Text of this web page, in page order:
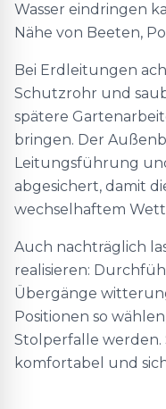
Wasser eindringen
Nähe von Beeten,
Bei Erdleitungen
Schutzrohr und
spätere
bringen. Der
Leitungsführung
abgesichert, damit
wechselhaftem
Auch nachträglich
realisieren:
Übergänge
Positionen so
Stolperfalle werden.
komfortabel und